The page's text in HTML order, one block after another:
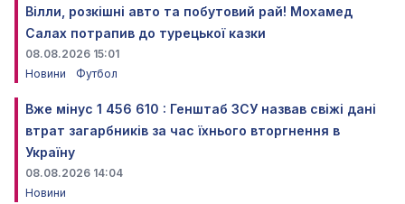
Вілли, розкішні авто та побутовий рай! Мохамед
Салах потрапив до турецької казки
08.08.2026 15:01
Новини
Футбол
Вже мінус 1 456 610 : Генштаб ЗСУ назвав свіжі дані
втрат загарбників за час їхнього вторгнення в
Україну
08.08.2026 14:04
Новини